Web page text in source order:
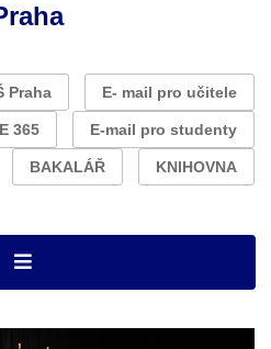
Praha E- mail pro učitele
365 E-mail pro studenty
BAKALÁŘ KNIHOVNA